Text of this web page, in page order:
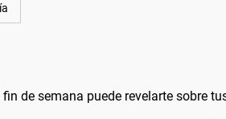
de semana puede revelarte sobre